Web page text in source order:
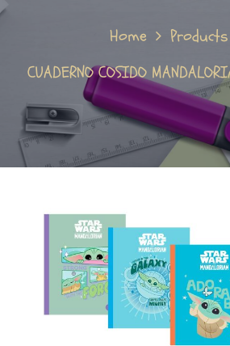
Home
Products
CUADERNO COSIDO